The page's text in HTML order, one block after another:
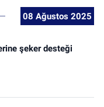
08 Ağustos 2025
şeker desteği